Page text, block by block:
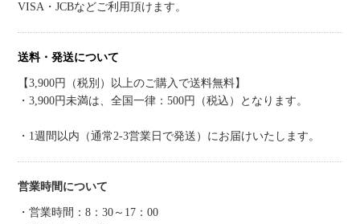
VISA・JCBなどご利用頂けます。
送料・発送について
【3,900円（税別）以上のご購入で送料無料】
・3,900円未満は、全国一律：500円（税込）となります。
・1週間以内（通常2-3営業日で発送）にお届けいたします。
営業時間について
・営業時間：8：30～17：00